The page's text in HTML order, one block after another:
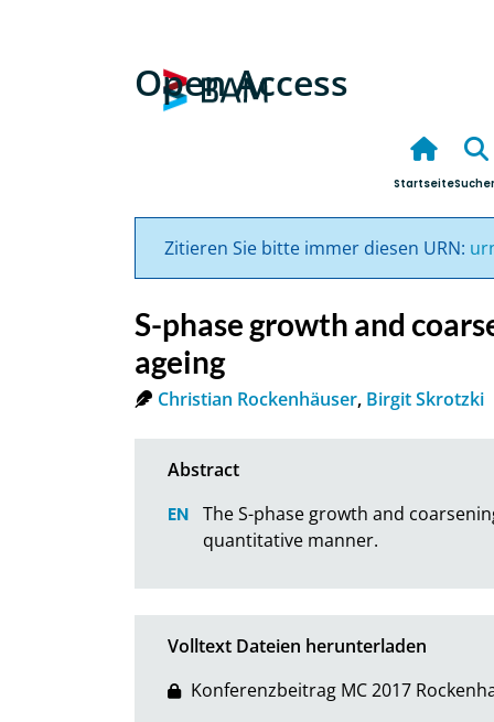
Open Access
Startseite
Zitieren Sie bitte immer diesen URN:
S-phase growth and
ageing
Christian Rockenhäuser, Birgit Skrotzki
The S-phase growth and
quantitative manner.
Volltext Dateien herunterladen
Konferenzbeitrag MC 2017